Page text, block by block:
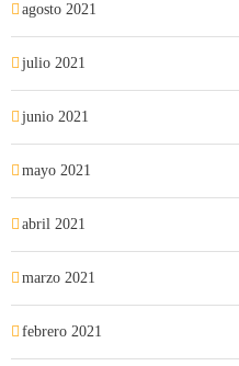
agosto 2021
julio 2021
junio 2021
mayo 2021
abril 2021
marzo 2021
febrero 2021